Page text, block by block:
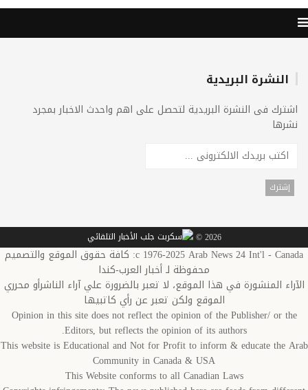
النشرة البريدية
اشترك فى النشرة البريدية لتحصل على اهم واحدث الاخبار بمجرد
نشرها
2026 ©
c 1976-2025 Arab News 24 Int'l - Canada: كافة حقوق الموقع والتصميم
محفوظة لـ أخبار العرب-كندا
الآراء المنشورة في هذا الموقع، لا تعبر بالضرورة علي آراء الناشرأو محرري
الموقع ولكن تعبر عن رأي كاتبيها
Opinion in this site does not reflect the opinion of the Publisher/ or the
Editors, but reflects the opinion of its authors.
This website is Educational and Not for Profit to inform & educate the Arab
Community in Canada & USA
This Website conforms to all Canadian Laws